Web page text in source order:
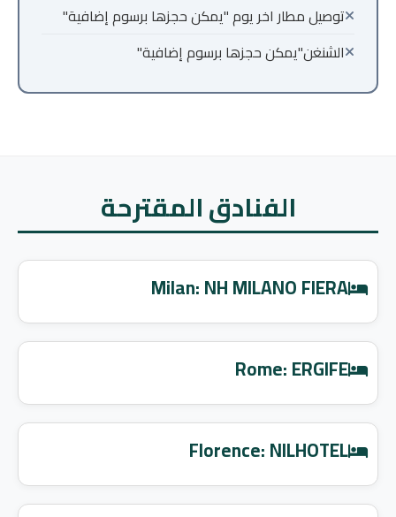
توصيل مطار اخر يوم "يمكن حجزها برسوم إضافية"
الشنغن"يمكن حجزها برسوم إضافية"
الفنادق المقترحة
Milan: NH MILANO FIERA
Rome: ERGIFE
Florence: NILHOTEL